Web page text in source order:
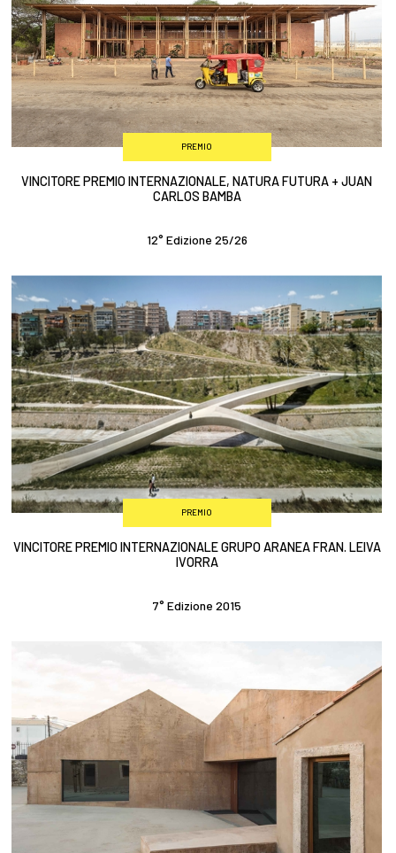
PREMIO
VINCITORE PREMIO INTERNAZIONALE, NATURA FUTURA + JUAN
CARLOS BAMBA
12° Edizione 25/26
PREMIO
VINCITORE PREMIO INTERNAZIONALE GRUPO ARANEA FRAN. LEIVA
IVORRA
7° Edizione 2015